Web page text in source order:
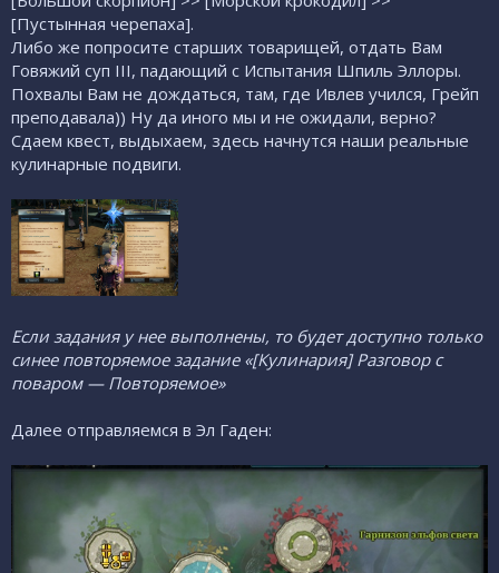
[Пустынная черепаха].
Либо же попросите старших товарищей, отдать Вам
Говяжий суп III, падающий с Испытания Шпиль Эллоры.
Похвалы Вам не дождаться, там, где Ивлев учился, Грейп
преподавала)) Ну да иного мы и не ожидали, верно?
Сдаем квест, выдыхаем, здесь начнутся наши реальные
кулинарные подвиги.
Если задания у нее выполнены, то будет доступно только
синее повторяемое задание «[Кулинария] Разговор с
поваром — Повторяемое»
Далее отправляемся в Эл Гаден: